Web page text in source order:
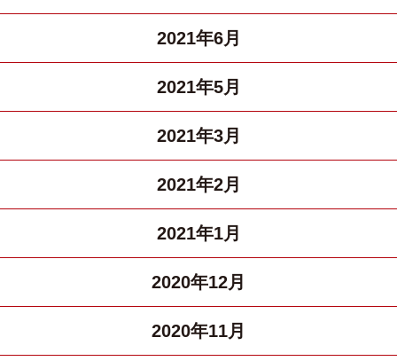
2021年6月
2021年5月
2021年3月
2021年2月
2021年1月
2020年12月
2020年11月